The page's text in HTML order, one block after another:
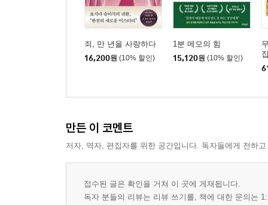
죄, 만 년을 사랑하다
16,200원 (10% 할인)
1분 메모의 힘
15,120원 (10% 할인)
만든 이 코멘트
저자, 역자, 편집자를 위한 공간입니다. 독자들에게 전하
접수된 글은 확인을 거쳐 이 곳에 게재됩니다.
독자 분들의 리뷰는 리뷰 쓰기를, 책에 대한 문의는